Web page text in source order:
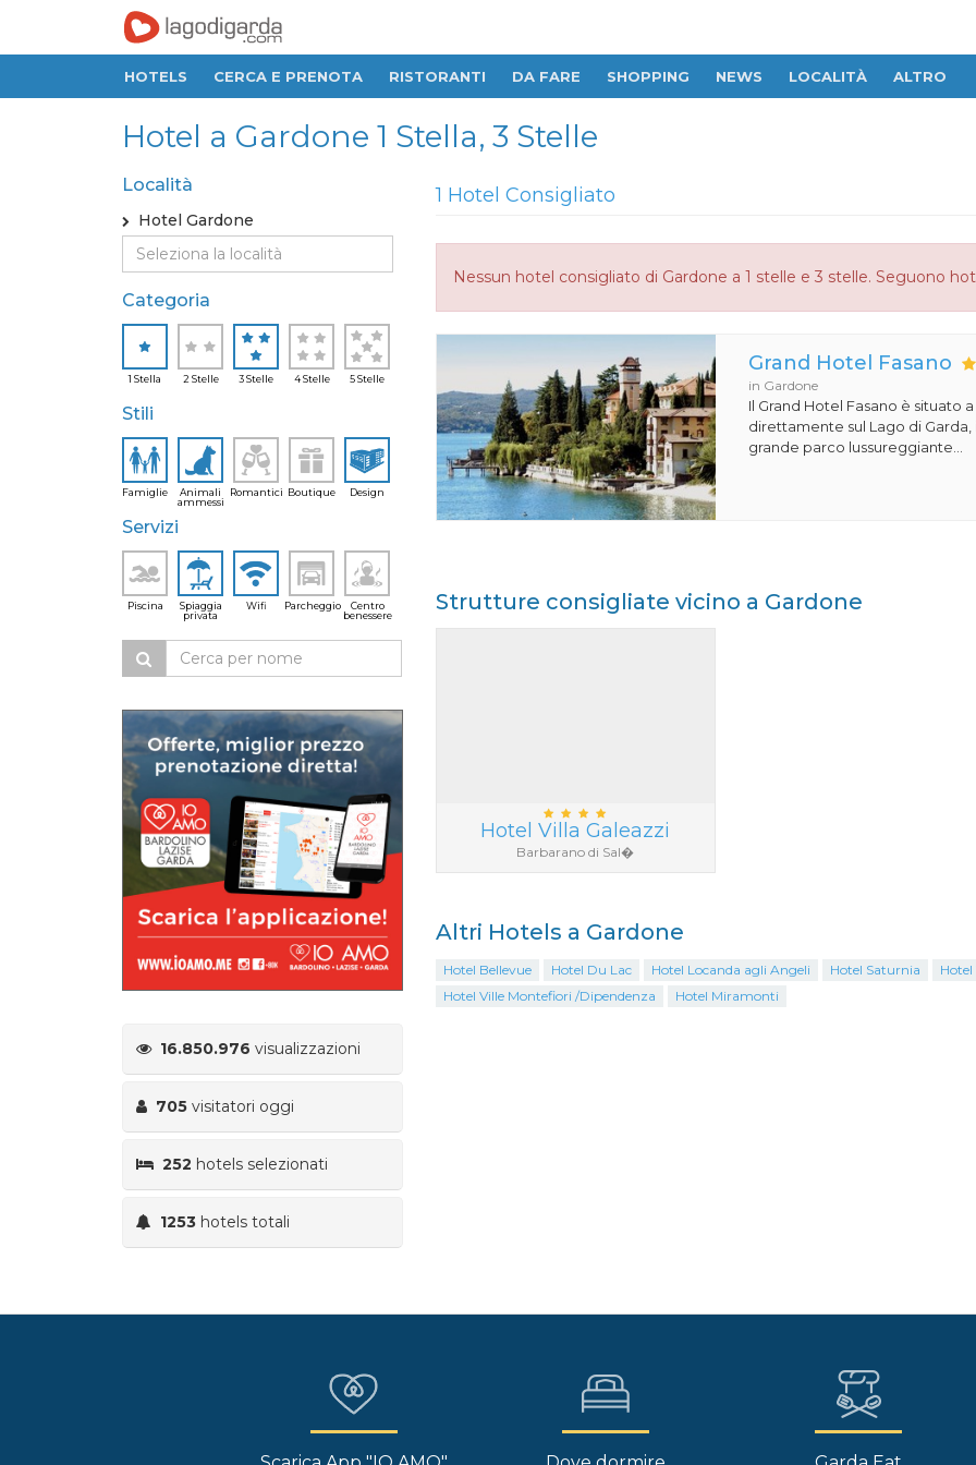
HOTELS CERCA E PRENOTA RISTORANTI DA FARE SHOPPING NEWS LOCALITÀ ALTRO
Hotel a Gardone 1 Stella, 3 Stelle
Località
Hotel Gardone
Categoria
1 Stella 2 Stelle 3 Stelle 4 Stelle 5 Stelle
Stili
Famiglie
Animali
ammessi
Romantici Boutique Design
Servizi
Piscina
Spiaggia
privata
Wifi Parcheggio
Centro
benessere
16.850.976 visualizzazioni
705 visitatori oggi
252 hotels selezionati
1253 hotels totali
1 Hotel Consigliato
Nessun hotel consigliato di Gardone a 1 stelle e 3 stelle. Seguono
Grand Hotel Fasano
in Gardone
Il Grand Hotel Fasano è situato
direttamente sul Lago di Garda,
grande parco lussureggiante...
Strutture consigliate vicino a Gardone
Hotel Villa Galeazzi
Barbarano di Sal�
Altri Hotels a Gardone
Hotel Bellevue Hotel Du Lac Hotel Locanda agli Angeli Hotel Saturnia
Hotel Ville Montefiori /Dipendenza
Hotel Miramonti